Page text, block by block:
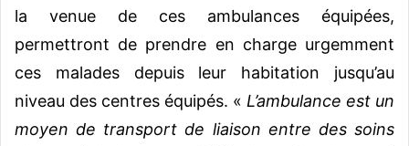
la venue de ces ambulances équipées,
permettront de prendre en charge urgemment
ces malades depuis leur habitation jusqu’au
niveau des centres équipés. « L’ambulance est un
moyen de transport de liaison entre des soins